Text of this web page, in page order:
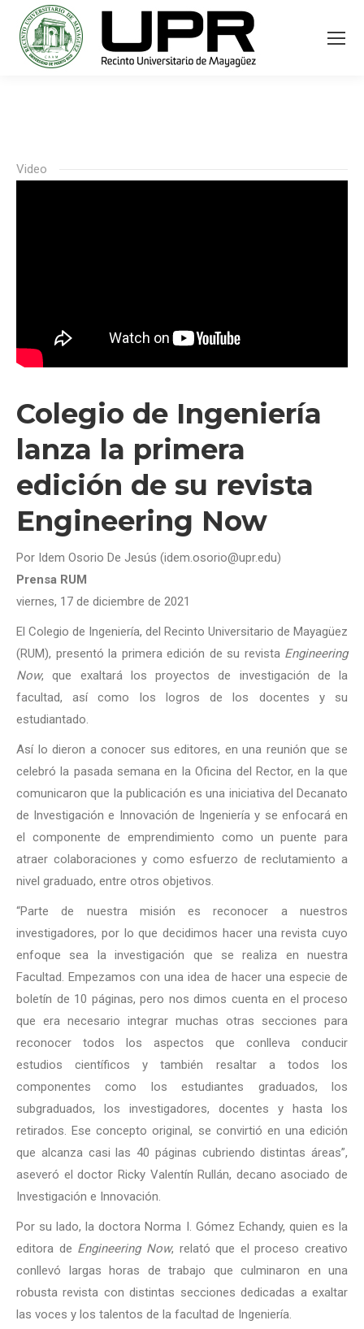
Video
Colegio de Ingeniería
lanza la primera
edición de su revista
Engineering Now
Por Idem Osorio De Jesús (idem.osorio@upr.edu)
Prensa RUM
viernes, 17 de diciembre de 2021
El Colegio de Ingeniería, del Recinto Universitario de Mayagüez
(RUM), presentó la primera edición de su revista Engineering
Now, que exaltará los proyectos de investigación de la
facultad, así como los logros de los docentes y su
estudiantado.
Así lo dieron a conocer sus editores, en una reunión que se
celebró la pasada semana en la Oficina del Rector, en la que
comunicaron que la publicación es una iniciativa del Decanato
de Investigación e Innovación de Ingeniería y se enfocará en
el componente de emprendimiento como un puente para
atraer colaboraciones y como esfuerzo de reclutamiento a
nivel graduado, entre otros objetivos.
“Parte de nuestra misión es reconocer a nuestros
investigadores, por lo que decidimos hacer una revista cuyo
enfoque sea la investigación que se realiza en nuestra
Facultad. Empezamos con una idea de hacer una especie de
boletín de 10 páginas, pero nos dimos cuenta en el proceso
que era necesario integrar muchas otras secciones para
reconocer todos los aspectos que conlleva conducir
estudios científicos y también resaltar a todos los
componentes como los estudiantes graduados, los
subgraduados, los investigadores, docentes y hasta los
retirados. Ese concepto original, se convirtió en una edición
que alcanza casi las 40 páginas cubriendo distintas áreas”,
aseveró el doctor Ricky Valentín Rullán, decano asociado de
Investigación e Innovación.
Por su lado, la doctora Norma I. Gómez Echandy, quien es la
editora de Engineering Now, relató que el proceso creativo
conllevó largas horas de trabajo que culminaron en una
robusta revista con distintas secciones dedicadas a exaltar
las voces y los talentos de la facultad de Ingeniería.